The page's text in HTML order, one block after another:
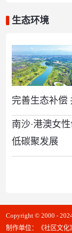
生态环境
完善生态补偿
南沙·港澳女
低碳聚发展
Copyright © 2000 -
制作单位：《社区文